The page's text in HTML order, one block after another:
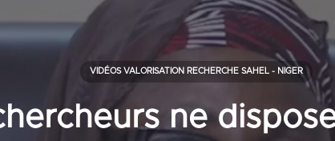
ne
VIDÉOS VALORISATION RECHERCHE SAHEL - NIGER